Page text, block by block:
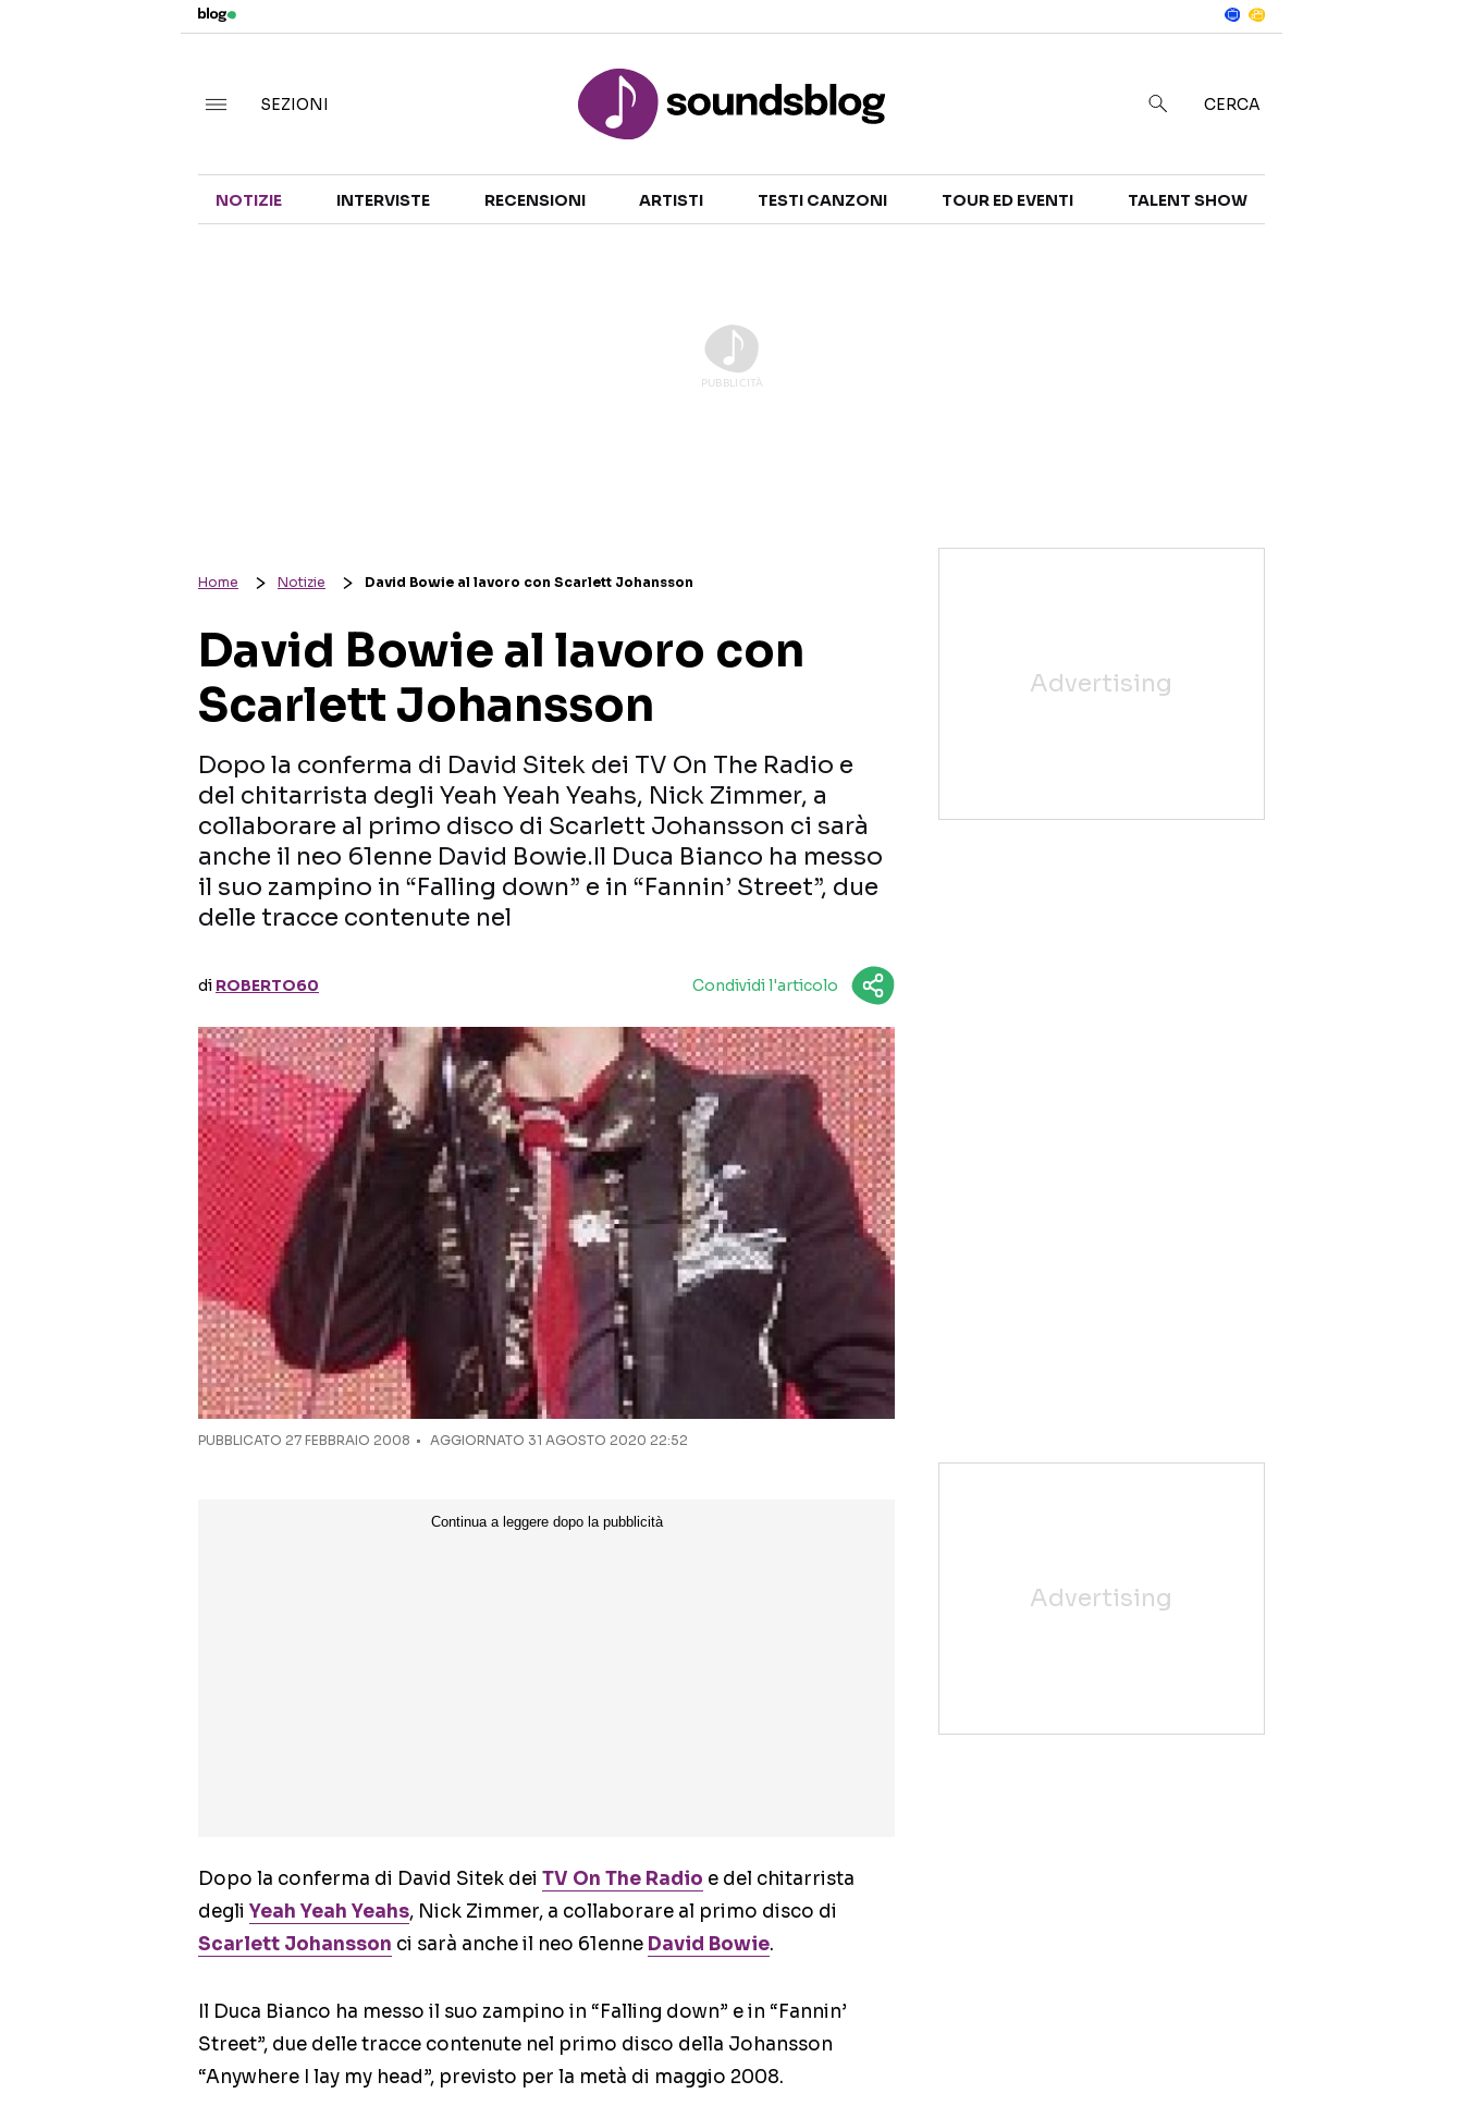
TALENT SHOW
SEZIONI CERCA
NOTIZIE INTERVISTE RECENSIONI ARTISTI TESTI CANZONI TOUR ED EVENTI TALENT SHOW
Home Notizie David Bowie al lavoro con Scarlett Johansson
David Bowie al lavoro con
Scarlett Johansson
Dopo la conferma di David Sitek dei TV On The Radio e
del chitarrista degli Yeah Yeah Yeahs, Nick Zimmer, a
collaborare al primo disco di Scarlett Johansson ci sarà
anche il neo 61enne David Bowie.Il Duca Bianco ha messo
il suo zampino in “Falling down” e in “Fannin’ Street”, due
delle tracce contenute nel
di ROBERTO60 Condividi l'articolo
PUBBLICATO 27 FEBBRAIO 2008 AGGIORNATO 31 AGOSTO 2020 22:52
Dopo la conferma di David Sitek dei TV On The Radio e del chitarrista
degli Yeah Yeah Yeahs, Nick Zimmer, a collaborare al primo disco di
Scarlett Johansson ci sarà anche il neo 61enne David Bowie.
Il Duca Bianco ha messo il suo zampino in “Falling down” e in “Fannin’
Street”, due delle tracce contenute nel primo disco della Johansson
“Anywhere I lay my head”, previsto per la metà di maggio 2008.